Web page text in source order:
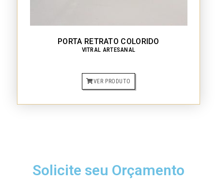
PORTA RETRATO COLORIDO
VITRAL ARTESANAL
VER PRODUTO
Solicite seu Orçamento